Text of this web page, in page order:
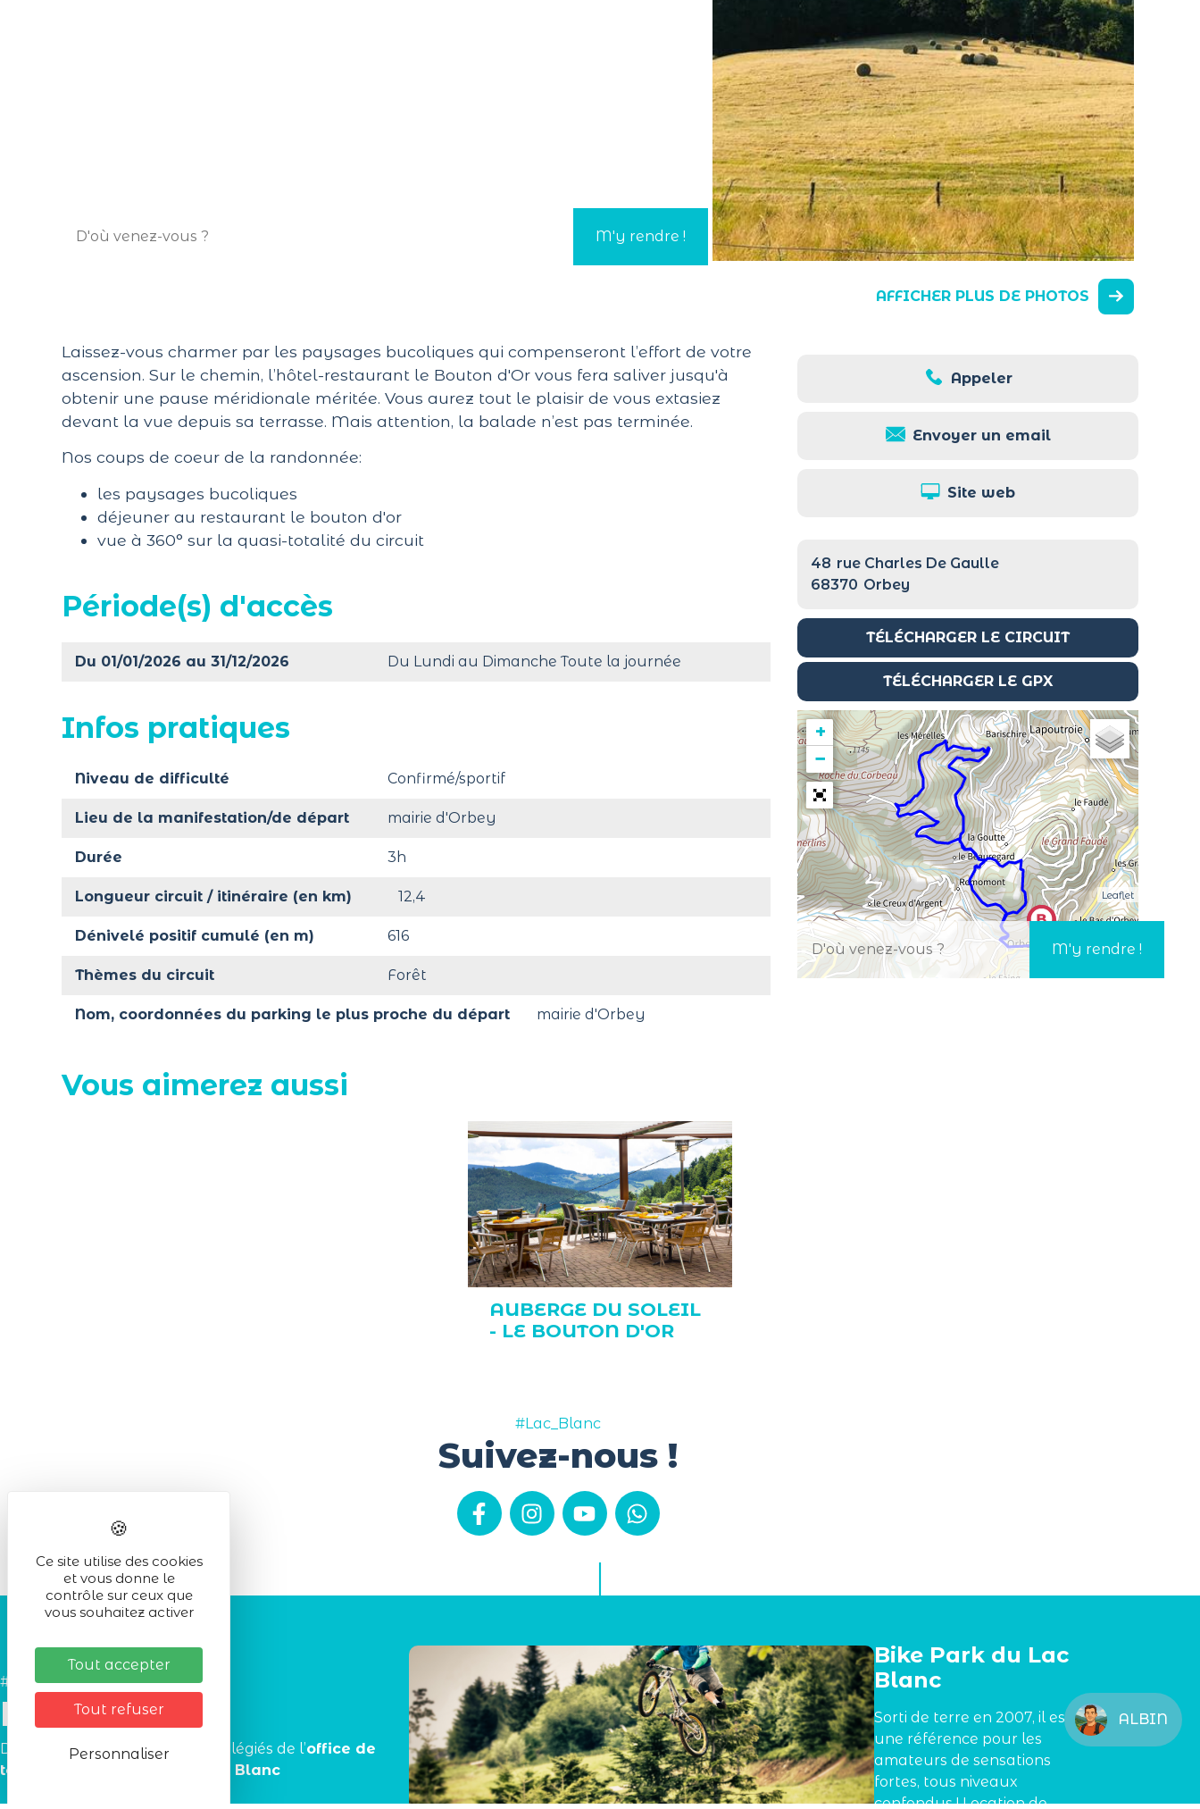
AFFICHER PLUS DE PHOTOS
Appeler
Envoyer un email
Site web
48 rue Charles De Gaulle
68370 Orbey
TÉLÉCHARGER LE CIRCUIT
TÉLÉCHARGER LE GPX
+
−
Leaflet
Laissez-vous charmer par les paysages bucoliques qui compenseront l’effort de votre
ascension. Sur le chemin, l’hôtel-restaurant le Bouton d'Or vous fera saliver jusqu'à
obtenir une pause méridionale méritée. Vous aurez tout le plaisir de vous extasiez
devant la vue depuis sa terrasse. Mais attention, la balade n’est pas terminée.
Nos coups de coeur de la randonnée:
les paysages bucoliques
déjeuner au restaurant le bouton d'or
vue à 360° sur la quasi-totalité du circuit
Période(s) d'accès
Du 01/01/2026 au 31/12/2026 Du Lundi au Dimanche Toute la journée
Infos pratiques
Niveau de difficulté Confirmé/sportif
Lieu de la manifestation/de départ mairie d'Orbey
Durée 3h
Longueur circuit / itinéraire (en km) 12,4
Dénivelé positif cumulé (en m) 616
Thèmes du circuit Forêt
Nom, coordonnées du parking le plus proche du départ mairie d'Orbey
Vous aimerez aussi
AUBERGE DU SOLEIL
- LE BOUTON D'OR
#Lac_Blanc
Suivez-nous !
#Lac_Blanc
Partenaires
Découvrez lespartenaires privilégiés de l’office de
tourisme de la station du Lac Blanc
Bike Park du Lac
Blanc
Sorti de terre en 2007, il est
une référence pour les
amateurs de sensations
fortes, tous niveaux
confondus ! Location de
ALBIN
Ce site utilise des cookies
et vous donne le
contrôle sur ceux que
vous souhaitez activer
Tout accepter
Tout refuser
Personnaliser